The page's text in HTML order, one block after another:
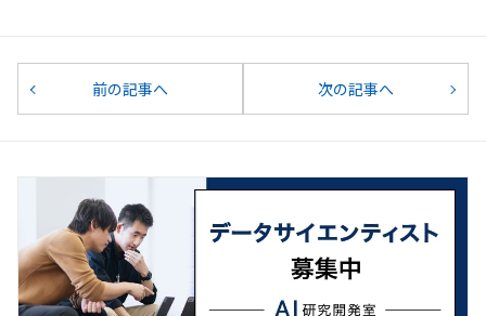
前の記事へ 次の記事へ